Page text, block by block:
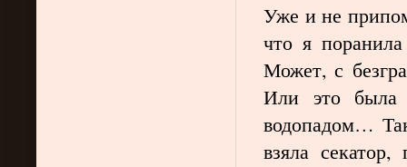
Уже и не
что я
Может, с
Или это была
водопадом…
взяла